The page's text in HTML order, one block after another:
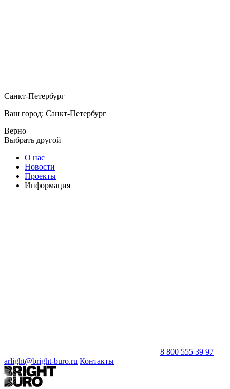
Санкт-Петербург
Ваш город: Санкт-Петербург
Верно
Выбрать другой
О нас
Новости
Проекты
Информация
8 800 555 39 97
arlight@bright-buro.ru Контакты